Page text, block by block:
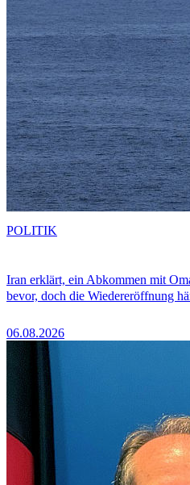
Iran erklärt, ein Abkommen mit
bevor, doch die Wiedereröffnung
06.08.2026
POLITIK